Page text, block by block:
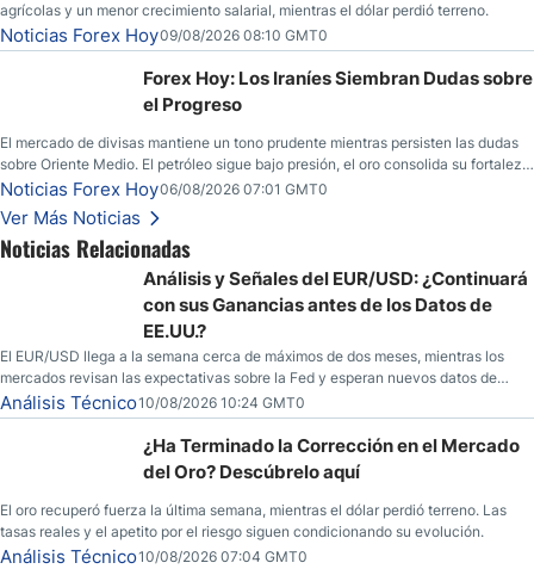
agrícolas y un menor crecimiento salarial, mientras el dólar perdió terreno.
Noticias Forex Hoy09/08/2026 08:10 GMT0
Forex Hoy: Los Iraníes Siembran Dudas sobre
el Progreso
El mercado de divisas mantiene un tono prudente mientras persisten las dudas
sobre Oriente Medio. El petróleo sigue bajo presión, el oro consolida su fortaleza
y los operadores esperan nuevas referencias económicas desde Estados
Unidos.
Noticias Forex Hoy06/08/2026 07:01 GMT0
Ver Más Noticias
Noticias Relacionadas
Análisis y Señales del EUR/USD: ¿Continuará
con sus Ganancias antes de los Datos de
EE.UU.?
El EUR/USD llega a la semana cerca de máximos de dos meses, mientras los
mercados revisan las expectativas sobre la Fed y esperan nuevos datos de
inflación de EE. UU.
Análisis Técnico10/08/2026 10:24 GMT0
¿Ha Terminado la Corrección en el Mercado
del Oro? Descúbrelo aquí
El oro recuperó fuerza la última semana, mientras el dólar perdió terreno. Las
tasas reales y el apetito por el riesgo siguen condicionando su evolución.
Análisis Técnico10/08/2026 07:04 GMT0